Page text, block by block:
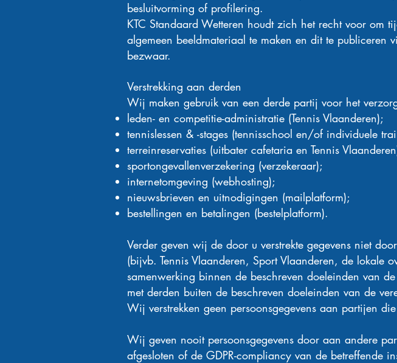
besluitvorming of profilering.
KTC Standaard Wetteren houdt zich het recht voor om
algemeen beeldmateriaal te maken en dit te
bezwaar.
Verstrekking aan derden
Wij maken gebruik van een derde partij voor het
leden- en competitie-administratie (Tennis Vlaanderen);
tennislessen & -stages (tennisschool en/of individuele
terreinreservaties (uitbater cafetaria en Tennis
sportongevallenverzekering (verzekeraar);
internetomgeving (webhosting);
nieuwsbrieven en uitnodigingen (mailplatform);
bestellingen en betalingen (bestelplatform).
Verder geven wij de door u verstrekte gegevens niet
(bijvb. Tennis Vlaanderen, Sport Vlaanderen, de
samenwerking binnen de beschreven doeleinden van
met derden buiten de beschreven doeleinden van de
Wij verstrekken geen persoonsgegevens aan partijen
Wij geven nooit persoonsgegevens door aan andere
afgesloten of de GDPR-compliancy van de betreffende